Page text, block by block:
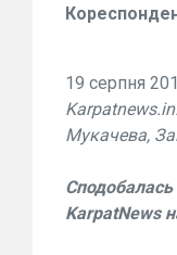
19 серпня
Мукачева,
KarpatNews